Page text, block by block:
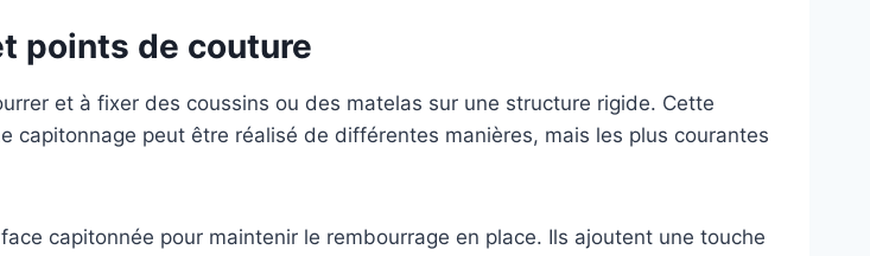
points de couture
et à fixer des coussins ou des matelas sur une structure rigide. Cette
peut être réalisé de différentes manières, mais les plus courantes
capitonnée pour maintenir le rembourrage en place. Ils ajoutent une touche